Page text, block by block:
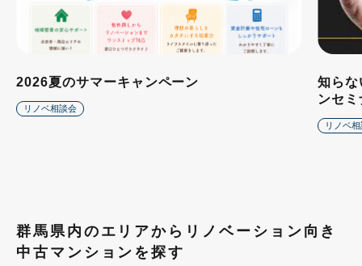
2026夏のサマーキャンペーン
リノベ相談会
知らな
ンセ
リノベ
群馬県内のエリアからリノベーション向き
中古マンションを探す